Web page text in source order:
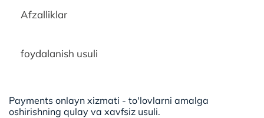
Afzalliklar
foydalanish usuli
Payments onlayn xizmati - to'lovlarni amalga
oshirishning qulay va xavfsiz usuli.